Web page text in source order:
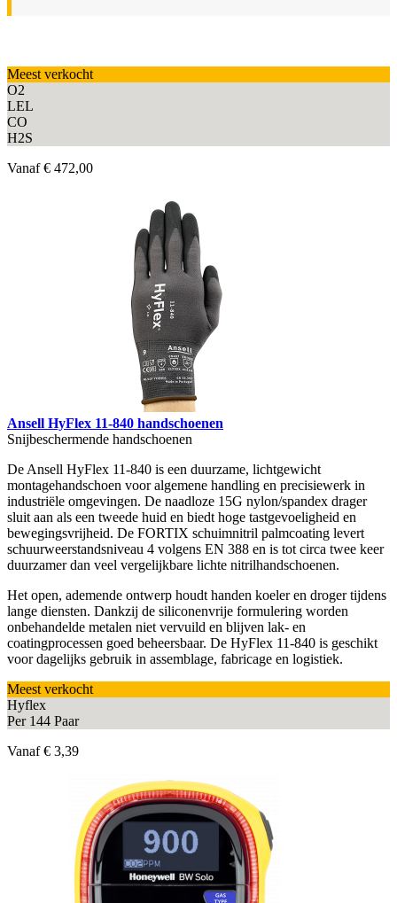
Meest verkocht
O2
LEL
CO
H2S
Vanaf € 472,00
Ansell HyFlex 11-840 handschoenen
Snijbeschermende handschoenen
De Ansell HyFlex 11-840 is een duurzame, lichtgewicht
montagehandschoen voor algemene handling en precisiewerk in
industriële omgevingen. De naadloze 15G nylon/spandex drager
sluit aan als een tweede huid en biedt hoge tastgevoeligheid en
bewegingsvrijheid. De FORTIX schuimnitril palmcoating levert
schuurweerstandsniveau 4 volgens EN 388 en is tot circa twee keer
duurzamer dan veel vergelijkbare lichte nitrilhandschoenen.
Het open, ademende ontwerp houdt handen koeler en droger tijdens
lange diensten. Dankzij de siliconenvrije formulering worden
onbehandelde metalen niet vervuild en blijven lak- en
coatingprocessen goed beheersbaar. De HyFlex 11-840 is geschikt
voor dagelijks gebruik in assemblage, fabricage en logistiek.
Meest verkocht
Hyflex
Per 144 Paar
Vanaf € 3,39